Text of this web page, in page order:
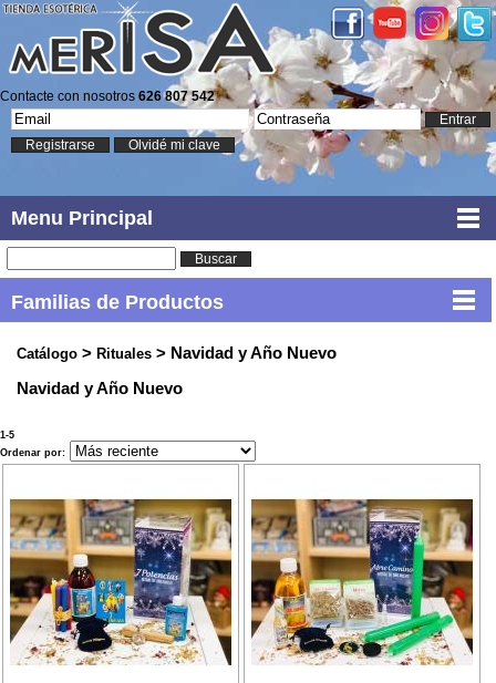
Contacte con nosotros 626 807 542
Entrar
Registrarse
Olvidé mi clave
Menu Principal
Buscar
Familias de Productos
Catálogo > Rituales > Navidad y Año Nuevo
Navidad y Año Nuevo
1-5
Ordenar por: